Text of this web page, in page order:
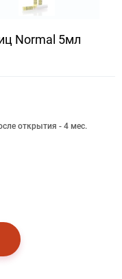
Normal 5мл
открытия - 4 мес.